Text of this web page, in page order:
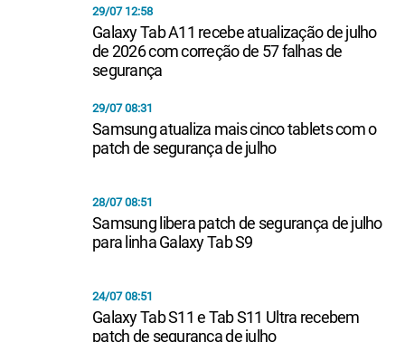
29/07 12:58
Galaxy Tab A11 recebe atualização de julho
de 2026 com correção de 57 falhas de
segurança
29/07 08:31
Samsung atualiza mais cinco tablets com o
patch de segurança de julho
28/07 08:51
Samsung libera patch de segurança de julho
para linha Galaxy Tab S9
24/07 08:51
Galaxy Tab S11 e Tab S11 Ultra recebem
patch de segurança de julho